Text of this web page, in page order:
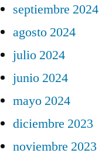
septiembre 2024
agosto 2024
julio 2024
junio 2024
mayo 2024
diciembre 2023
noviembre 2023